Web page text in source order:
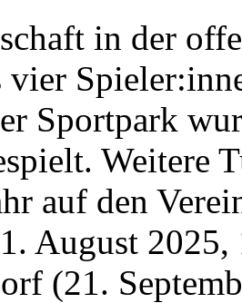
in der
vier
Sportpark
Weitere
auf den
August
(21.